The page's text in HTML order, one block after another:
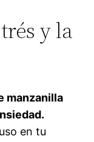
y la
manzanilla
en tu